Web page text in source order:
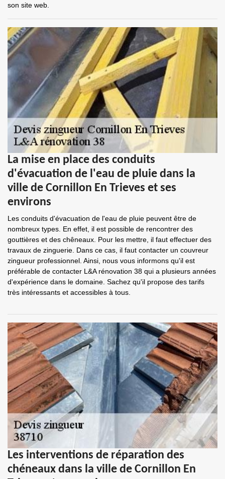
son site web.
La mise en place des conduits
d'évacuation de l'eau de pluie dans la
ville de Cornillon En Trieves et ses
environs
Les conduits d'évacuation de l'eau de pluie peuvent être de
nombreux types. En effet, il est possible de rencontrer des
gouttières et des chêneaux. Pour les mettre, il faut effectuer des
travaux de zinguerie. Dans ce cas, il faut contacter un couvreur
zingueur professionnel. Ainsi, nous vous informons qu'il est
préférable de contacter L&A rénovation 38 qui a plusieurs années
d'expérience dans le domaine. Sachez qu'il propose des tarifs
très intéressants et accessibles à tous.
Les interventions de réparation des
chéneaux dans la ville de Cornillon En